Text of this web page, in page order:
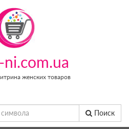
женских товаров
Поиск